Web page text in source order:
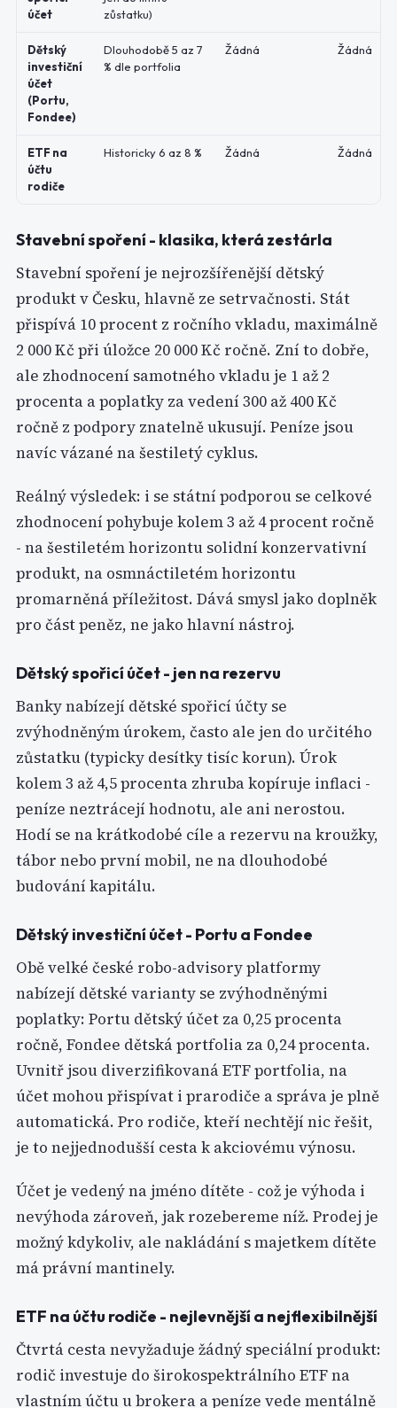
účet
zůstatku)
Dětský
investiční
účet
(Portu,
Fondee)
Dlouhodobě 5 az 7
% dle portfolia
Žádná Žádná
ETF na
účtu
rodiče
Historicky 6 az 8 % Žádná Žádná
Stavební spoření - klasika, která zestárla
Stavební spoření je nejrozšířenější dětský
produkt v Česku, hlavně ze setrvačnosti. Stát
přispívá 10 procent z ročního vkladu, maximálně
2 000 Kč při úložce 20 000 Kč ročně. Zní to dobře,
ale zhodnocení samotného vkladu je 1 až 2
procenta a poplatky za vedení 300 až 400 Kč
ročně z podpory znatelně ukusují. Peníze jsou
navíc vázané na šestiletý cyklus.
Reálný výsledek: i se státní podporou se celkové
zhodnocení pohybuje kolem 3 až 4 procent ročně
- na šestiletém horizontu solidní konzervativní
produkt, na osmnáctiletém horizontu
promarněná příležitost. Dává smysl jako doplněk
pro část peněz, ne jako hlavní nástroj.
Dětský spořicí účet - jen na rezervu
Banky nabízejí dětské spořicí účty se
zvýhodněným úrokem, často ale jen do určitého
zůstatku (typicky desítky tisíc korun). Úrok
kolem 3 až 4,5 procenta zhruba kopíruje inflaci -
peníze neztrácejí hodnotu, ale ani nerostou.
Hodí se na krátkodobé cíle a rezervu na kroužky,
tábor nebo první mobil, ne na dlouhodobé
budování kapitálu.
Dětský investiční účet - Portu a Fondee
Obě velké české robo-advisory platformy
nabízejí dětské varianty se zvýhodněnými
poplatky: Portu dětský účet za 0,25 procenta
ročně, Fondee dětská portfolia za 0,24 procenta.
Uvnitř jsou diverzifikovaná ETF portfolia, na
účet mohou přispívat i prarodiče a správa je plně
automatická. Pro rodiče, kteří nechtějí nic řešit,
je to nejjednodušší cesta k akciovému výnosu.
Účet je vedený na jméno dítěte - což je výhoda i
nevýhoda zároveň, jak rozebereme níž. Prodej je
možný kdykoliv, ale nakládání s majetkem dítěte
má právní mantinely.
ETF na účtu rodiče - nejlevnější a nejflexibilnější
Čtvrtá cesta nevyžaduje žádný speciální produkt:
rodič investuje do širokospektrálního ETF na
vlastním účtu u brokera a peníze vede mentálně